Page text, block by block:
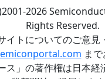
2026
Rights Reserved.
イトについてのご意見
ま
ス」の著作権は日本